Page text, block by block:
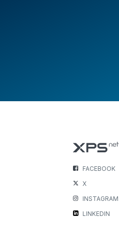
FACEBOOK
X
INSTAGRAM
LINKEDIN